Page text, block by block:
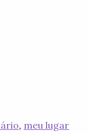
, meu lugar